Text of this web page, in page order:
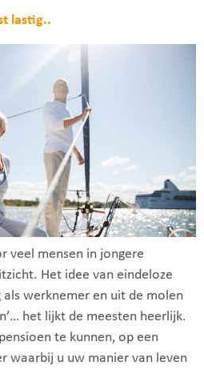
lastig..
veel mensen in jongere
Het idee van eindeloze
werknemer en uit de molen
het lijkt de meesten heerlijk.
te kunnen, op een
waarbij u uw manier van leven